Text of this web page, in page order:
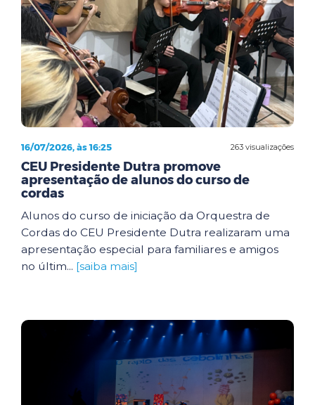
263 visualizações
16/07/2026, às 16:25
CEU Presidente Dutra promove
apresentação de alunos do curso de
cordas
Alunos do curso de iniciação da Orquestra de
Cordas do CEU Presidente Dutra realizaram uma
apresentação especial para familiares e amigos
no últim... [saiba mais]